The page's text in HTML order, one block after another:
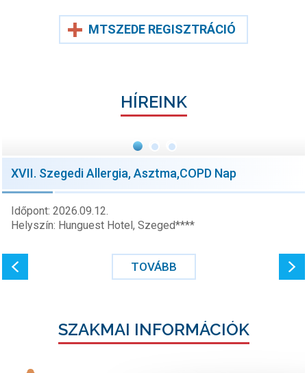
MTSZEDE REGISZTRÁCIÓ
HÍREINK
XVII. Szegedi Allergia, Asztma,COPD Nap
Időpont: 2026.09.12.
Helyszín: Hunguest Hotel, Szeged****
TOVÁBB
SZAKMAI INFORMÁCIÓK